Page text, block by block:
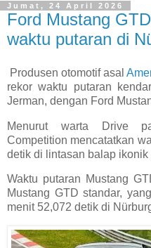
Jumat, 24 April 2026
Ford Mustang
waktu putaran di
Produsen otomotif asal
rekor waktu putaran
Jerman, dengan Ford
Menurut warta Drive
Competition mencatatkan
detik di lintasan balap
Waktu putaran Mustang
Mustang GTD standar,
menit 52,072 detik di